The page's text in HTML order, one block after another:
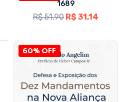
1689
R$51,90 R$ 31,14
60% OFF